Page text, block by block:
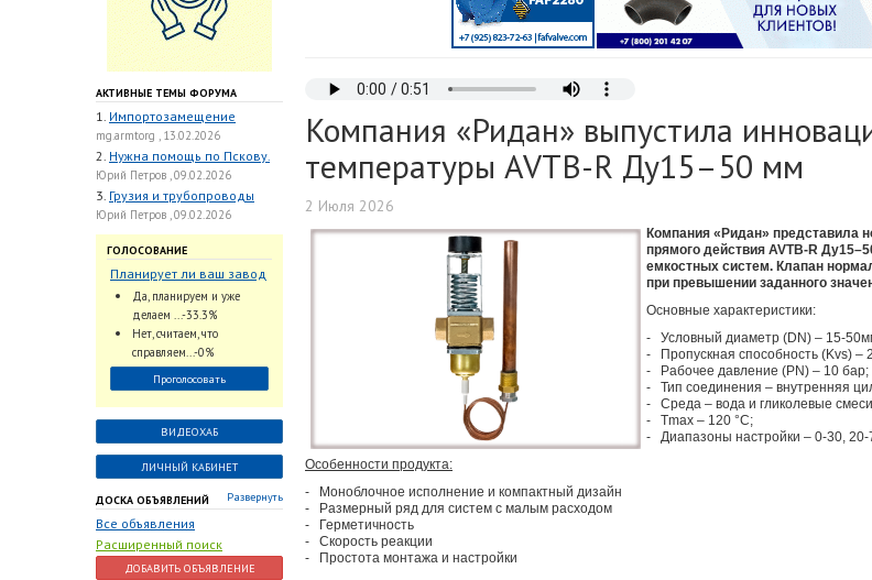
АКТИВНЫЕ ТЕМЫ ФОРУМА
1. Импортозамещение
mg.armtorg , 13.02.2026
2. Нужна помощь по Пскову.
Юрий Петров , 09.02.2026
3. Грузия и трубопроводы
Юрий Петров , 09.02.2026
ГОЛОСОВАНИЕ
Планирует ли ваш завод
использовать
промышленный
интеллект и цифровые
заказы для ускорения
обработки заказов и
оперативной отгрузки
продукции конечному
потребителю?
Да, планируем и уже
делаем ...-33.3%
Нет, считаем, что
справляем...-0%
Проголосовать
ВИДЕОХАБ
ЛИЧНЫЙ КАБИНЕТ
ДОСКА ОБЪЯВЛЕНИЙ Развернуть
Все объявления
Расширенный поиск
ДОБАВИТЬ ОБЪЯВЛЕНИЕ
Компания «Ридан» выпустила
температуры AVTB-R Ду15–50 мм
2 Июля 2026
Компания «Ридан» представила
прямого действия AVTB-R
емкостных систем. Клапан
при превышении заданного
Основные характеристики:
- Условный диаметр (DN) – 15-
- Пропускная способность (Kvs) –
- Рабочее давление (PN) – 10 бар;
- Тип соединения – внутренняя
- Среда – вода и гликолевые
- Тmах – 120 °С;
- Диапазоны настройки – 0-30, 20-
Особенности продукта:
- Моноблочное исполнение и компактный дизайн
- Размерный ряд для систем с малым расходом
- Герметичность
- Скорость реакции
- Простота монтажа и настройки